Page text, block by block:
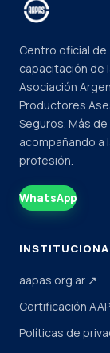
Centro oficial de
capacitación de
Asociación
Productores
Seguros. Más
acompañando a
profesión.
WhatsApp
aapas.org.ar ↗
Certificación
Políticas de